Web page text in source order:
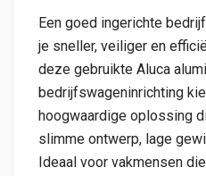
Een goed ingerichte
je sneller, veiliger en
deze gebruikte Aluca
bedrijfswageninrichting
hoogwaardige oplossing
slimme ontwerp, lage
Ideaal voor vakmensen